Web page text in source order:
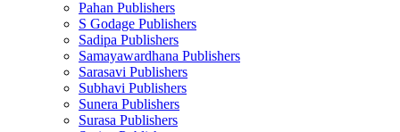
Pahan Publishers
S Godage Publishers
Sadipa Publishers
Samayawardhana Publishers
Sarasavi Publishers
Subhavi Publishers
Sunera Publishers
Surasa Publishers